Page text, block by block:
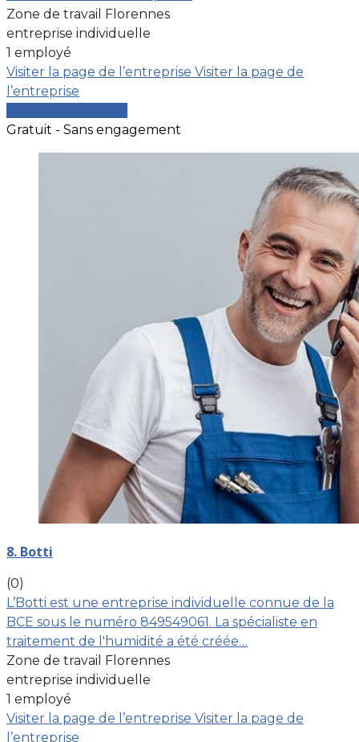
Zone de travail Florennes
entreprise individuelle
1 employé
Visiter la page de l’entreprise Visiter la page de
l’entreprise
Gratuit - Sans engagement
8. Botti
(0)
L’Botti est une entreprise individuelle connue de la
BCE sous le numéro 849549061. La spécialiste en
traitement de l'humidité a été créée…
Zone de travail Florennes
entreprise individuelle
1 employé
Visiter la page de l’entreprise Visiter la page de
l’entreprise